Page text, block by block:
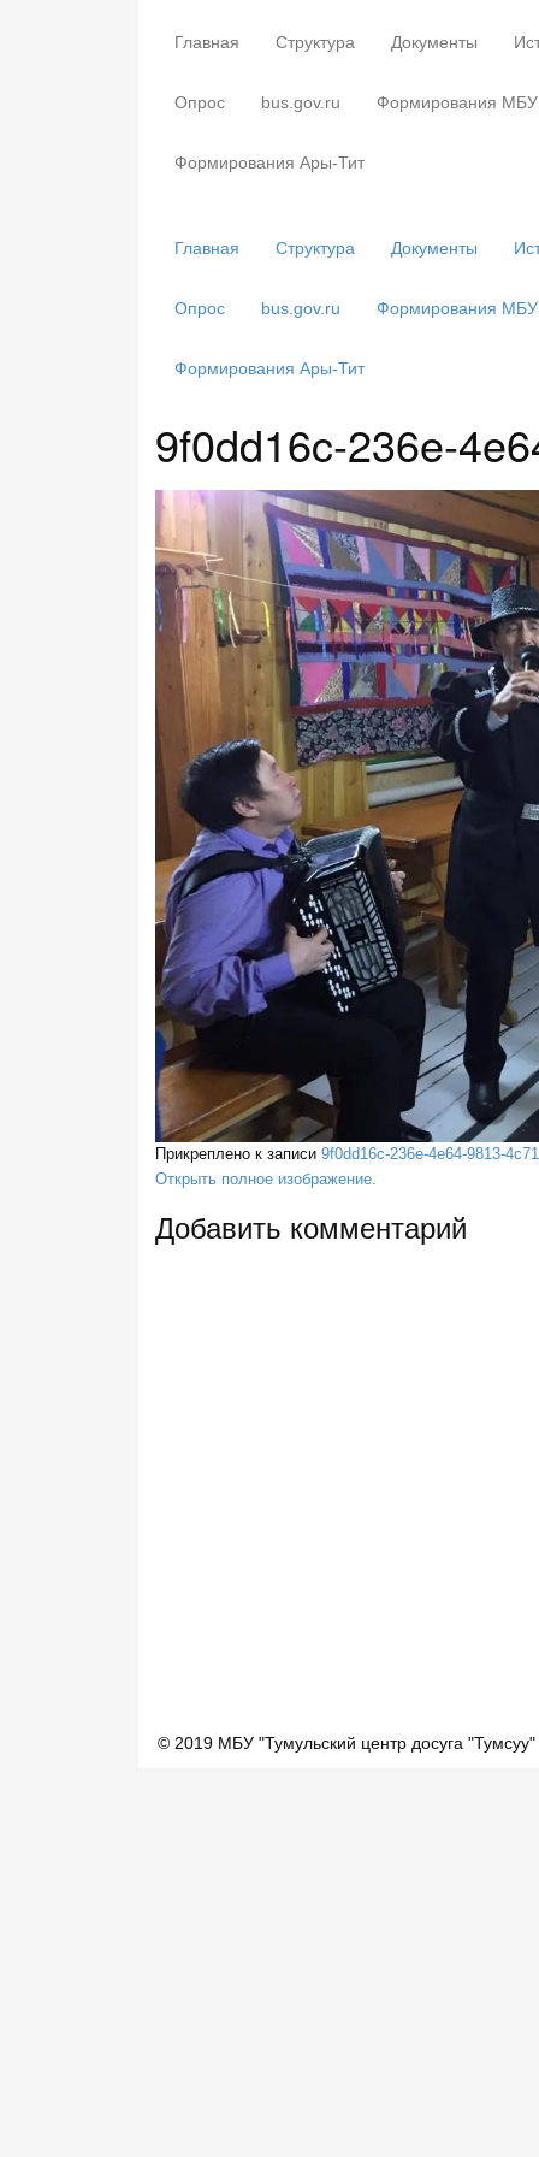
Главная Структура Документы
Опрос bus.gov.ru Формирования МБУ
Формирования Ары-Тит
Главная Структура Документы
Опрос bus.gov.ru Формирования МБУ
Формирования Ары-Тит
9f0dd16c-236e-
Прикреплено к записи 9f0dd16c-236e-4e64-9813-
Открыть полное изображение.
Добавить комментарий
© 2019 МБУ "Тумульский центр досуга